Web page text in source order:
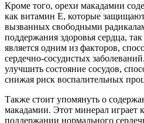
Кроме того, орехи макадамии
как витамин E, которые
вызванных свободными
поддержания здоровья сердца,
является одним из факторов,
сердечно-сосудистых
улучшить состояние сосудов,
снижая риск воспалительных
Также стоит упомянуть о
макадамии. Этот минерал играет
поддержании нормального